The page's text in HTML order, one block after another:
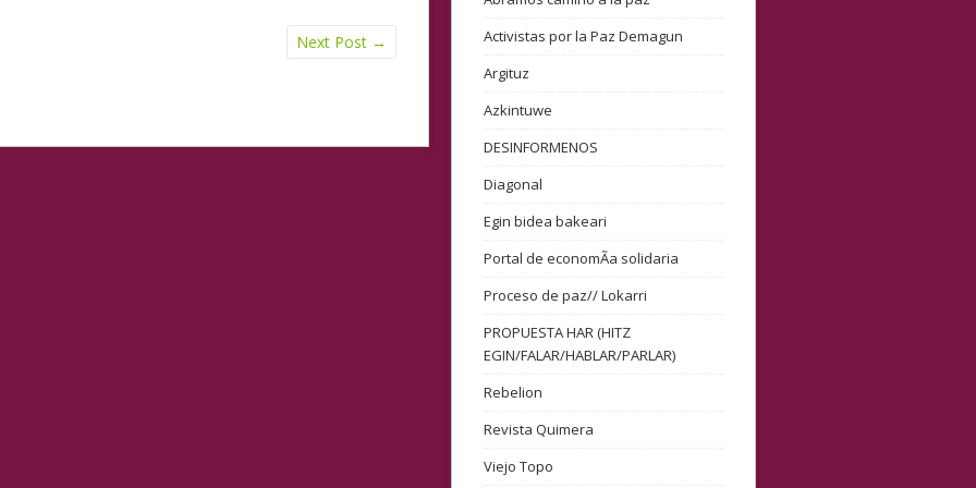
Next Post →
Activistas por la Paz Demagun
Argituz
Azkintuwe
DESINFORMENOS
Diagonal
Egin bidea bakeari
Portal de economÃ­a solidaria
Proceso de paz// Lokarri
PROPUESTA HAR (HITZ
EGIN/FALAR/HABLAR/PARLAR)
Rebelion
Revista Quimera
Viejo Topo